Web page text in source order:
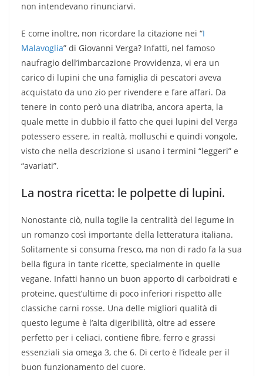
non intendevano rinunciarvi.
E come inoltre, non ricordare la citazione nei “I
Malavoglia” di Giovanni Verga? Infatti, nel famoso
naufragio dell’imbarcazione Provvidenza, vi era un
carico di lupini che una famiglia di pescatori aveva
acquistato da uno zio per rivendere e fare affari. Da
tenere in conto però una diatriba, ancora aperta, la
quale mette in dubbio il fatto che quei lupini del Verga
potessero essere, in realtà, molluschi e quindi vongole,
visto che nella descrizione si usano i termini “leggeri” e
“avariati”.
La nostra ricetta: le polpette di lupini.
Nonostante ciò, nulla toglie la centralità del legume in
un romanzo così importante della letteratura italiana.
Solitamente si consuma fresco, ma non di rado fa la sua
bella figura in tante ricette, specialmente in quelle
vegane. Infatti hanno un buon apporto di carboidrati e
proteine, quest’ultime di poco inferiori rispetto alle
classiche carni rosse. Una delle migliori qualità di
questo legume è l’alta digeribilità, oltre ad essere
perfetto per i celiaci, contiene fibre, ferro e grassi
essenziali sia omega 3, che 6. Di certo è l’ideale per il
buon funzionamento del cuore.